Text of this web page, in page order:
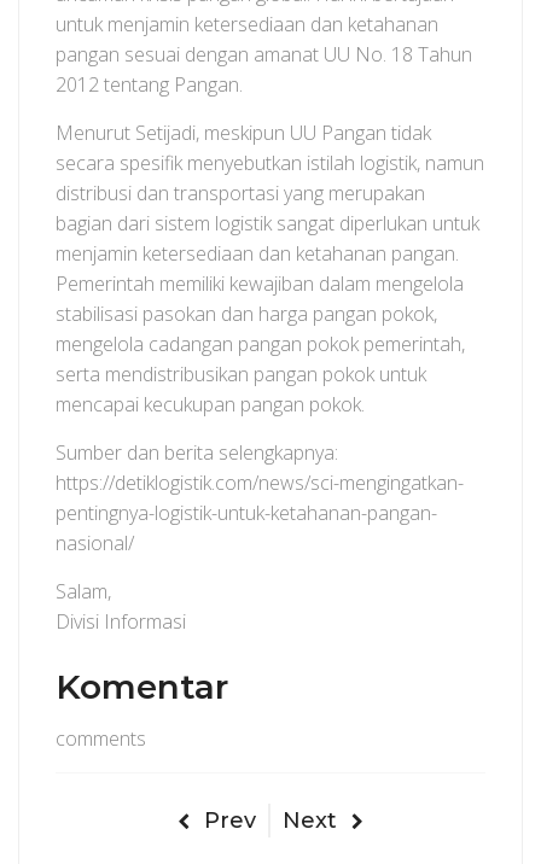
untuk menjamin ketersediaan dan ketahanan
pangan sesuai dengan amanat UU No. 18 Tahun
2012 tentang Pangan.
Menurut Setijadi, meskipun UU Pangan tidak
secara spesifik menyebutkan istilah logistik, namun
distribusi dan transportasi yang merupakan
bagian dari sistem logistik sangat diperlukan untuk
menjamin ketersediaan dan ketahanan pangan.
Pemerintah memiliki kewajiban dalam mengelola
stabilisasi pasokan dan harga pangan pokok,
mengelola cadangan pangan pokok pemerintah,
serta mendistribusikan pangan pokok untuk
mencapai kecukupan pangan pokok.
Sumber dan berita selengkapnya:
https://detiklogistik.com/news/sci-mengingatkan-
pentingnya-logistik-untuk-ketahanan-pangan-
nasional/
Salam,
Divisi Informasi
Komentar
comments
Prev Next